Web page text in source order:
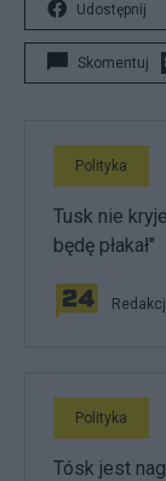
Udostępnij
Skomentuj
Polityka
Tusk nie
będę płakał"
Polityka
Tósk jest